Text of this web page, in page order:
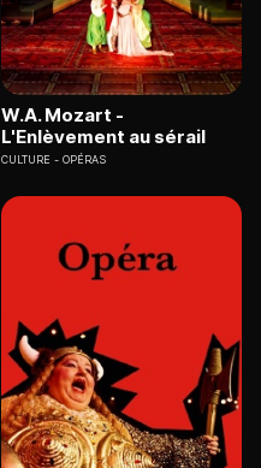
W.A. Mozart -
L'Enlèvement au sérail
CULTURE OPÉRAS